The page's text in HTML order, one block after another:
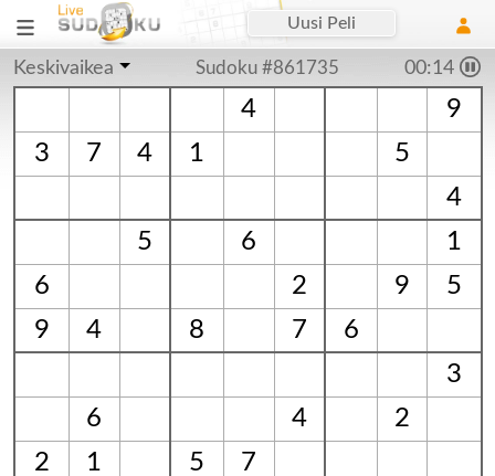
Uusi Peli
Keskivaikea Sudoku #861735 00:15
4
9
3
7 4 1
5
4
5
6
1
6
2 9
5
9
4 8 7
6
3
6
4
2
2
1 5 7